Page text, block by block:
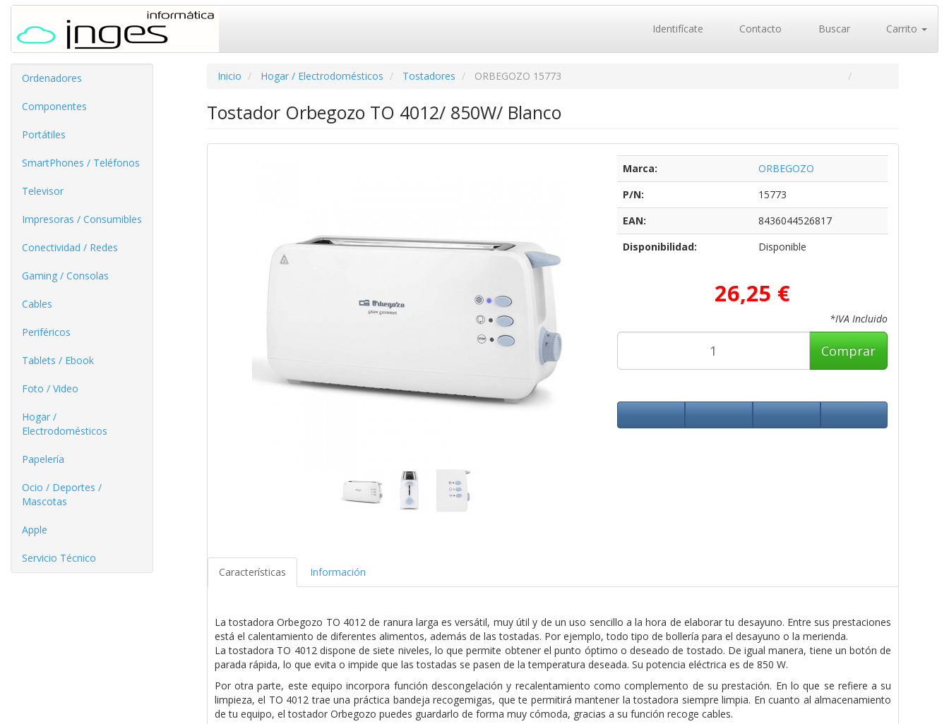
Identifícate Contacto Buscar Carrito
Ordenadores
Componentes
Portátiles
SmartPhones / Teléfonos
Televisor
Impresoras / Consumibles
Conectividad / Redes
Gaming / Consolas
Cables
Periféricos
Tablets / Ebook
Foto / Video
Hogar /
Electrodomésticos
Papelería
Ocio / Deportes /
Mascotas
Apple
Servicio Técnico
Inicio Hogar / Electrodomésticos Tostadores ORBEGOZO 15773
Tostador Orbegozo TO 4012/ 850W/ Blanco
Marca:
ORBEGOZO
P/N:
15773
EAN:
8436044526817
Disponibilidad:
Disponible
26,25 €
*IVA Incluido
Comprar
Características Información
La tostadora Orbegozo TO 4012 de ranura larga es versátil, muy útil y de un uso sencillo a la hora de elaborar tu desayuno. Entre sus prestaciones
está el calentamiento de diferentes alimentos, además de las tostadas. Por ejemplo, todo tipo de bollería para el desayuno o la merienda.
La tostadora TO 4012 dispone de siete niveles, lo que permite obtener el punto óptimo o deseado de tostado. De igual manera, tiene un botón de
parada rápida, lo que evita o impide que las tostadas se pasen de la temperatura deseada. Su potencia eléctrica es de 850 W.
Por otra parte, este equipo incorpora función descongelación y recalentamiento como complemento de su prestación. En lo que se refiere a su
limpieza, el TO 4012 trae una práctica bandeja recogemigas, que te permitirá mantener la tostadora siempre limpia. En cuanto al almacenamiento
de tu equipo, el tostador Orbegozo puedes guardarlo de forma muy cómoda, gracias a su función recoge cables.